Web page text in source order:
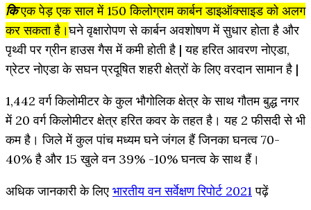
किएक पेड़ एक साल में 150 किलोग्राम कार्बन डाइऑक्साइड को अलग
कर सकता है।घने वृक्षारोपण से कार्बन अवशोषण में सुधार होता है और
पृथ्वी पर ग्रीन हाउस गैस में कमी होती है | यह हरित आवरण नोएडा,
ग्रेटर नोएडा के सघन प्रदूषित शहरी क्षेत्रों के लिए वरदान सामान है |
1,442 वर्ग किलोमीटर के कुल भौगोलिक क्षेत्र के साथ गौतम बुद्ध नगर
में 20 वर्ग किलोमीटर क्षेत्र हरित कवर के तहत है। यह 2 फीसदी से भी
कम है। जिले में कुल पांच मध्यम घने जंगल हैं जिनका घनत्व 70-
40% है और 15 खुले वन 39% -10% घनत्व के साथ हैं।
अधिक जानकारी के लिए भारतीय वन सर्वेक्षण रिपोर्ट 2021 पढ़ें